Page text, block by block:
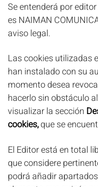
Se entenderá por
es NAIMAN
aviso legal.
Las cookies utilizadas
han instalado con su
momento desea
hacerlo sin obstáculo
visualizar la sección
cookies,que se
El Editor está en total
que considere
podrá añadir